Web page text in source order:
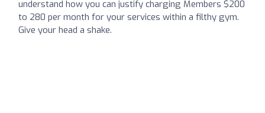
understand how you can justify charging Members $200
to 280 per month for your services within a filthy gym.
Give your head a shake.